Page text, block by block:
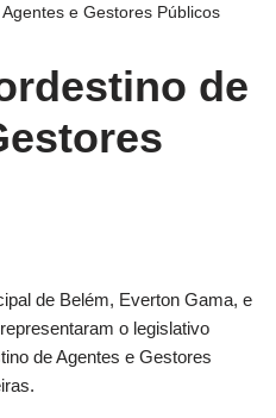
e Gestores Públicos
de
de Belém, Everton Gama, e
o legislativo
de Agentes e Gestores